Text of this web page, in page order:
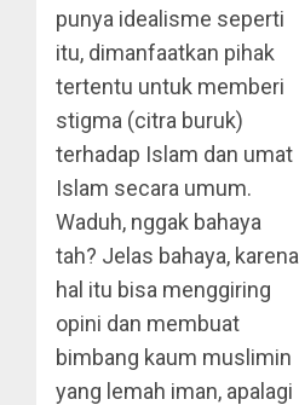
punya idealisme seperti
itu, dimanfaatkan pihak
tertentu untuk memberi
stigma (citra buruk)
terhadap Islam dan umat
Islam secara umum.
Waduh, nggak bahaya
tah? Jelas bahaya, karena
hal itu bisa menggiring
opini dan membuat
bimbang kaum muslimin
yang lemah iman, apalagi